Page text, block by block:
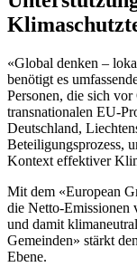
«Global denken –
benötigt es
Personen, die sich
transnationalen EU-
Deutschland,
Beteiligungsprozess,
Kontext effektiver
Mit dem «European
die Netto-Emissionen
und damit
Gemeinden» stärkt
Ebene.